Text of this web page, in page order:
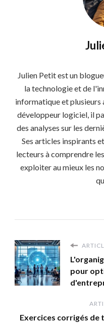
Julien Petit est un
la technologie et de
informatique et plusieurs
développeur logiciel, il
des analyses sur les
Ses articles inspirants
lecteurs à comprendre
exploiter au mieux les
pour
Exercices corrigés de